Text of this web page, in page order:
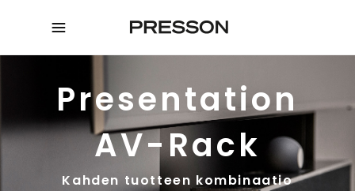
Presentation
AV-Rack
Kahden tuotteen kombinaatio